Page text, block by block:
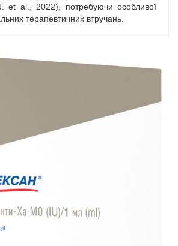
et al., 2022), потребуючи особливої
терапевтичних втручань.